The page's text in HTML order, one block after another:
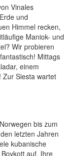
Vinales
und
Himmel recken,
Maniok- und
Wir probieren
Mittags
einem
Zur Siesta wartet
bis zum
letzten Jahren
kubanische
auf. Ihre